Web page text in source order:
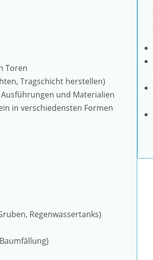
Toren
Tragschicht herstellen)
und Materialien
in verschiedensten Formen
Regenwassertanks)